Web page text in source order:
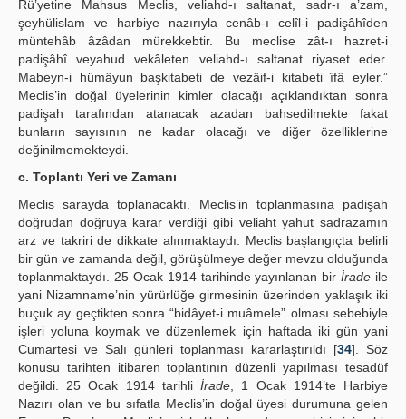
Rü’yetine Mahsus Meclis, veliahd-ı saltanat, sadr-ı a’zam,
şeyhülislam ve harbiye nazırıyla cenâb-ı celîl-i padişâhîden
müntehâb âzâdan mürekkebtir. Bu meclise zât-ı hazret-i
padişâhî veyahud vekâleten veliahd-ı saltanat riyaset eder.
Mabeyn-i hümâyun başkitabeti de vezâif-i kitabeti îfâ eyler.”
Meclis’in doğal üyelerinin kimler olacağı açıklandıktan sonra
padişah tarafından atanacak azadan bahsedilmekte fakat
bunların sayısının ne kadar olacağı ve diğer özelliklerine
değinilmemekteydi.
c. Toplantı Yeri ve Zamanı
Meclis sarayda toplanacaktı. Meclis’in toplanmasına padişah
doğrudan doğruya karar verdiği gibi veliaht yahut sadrazamın
arz ve takriri de dikkate alınmaktaydı. Meclis başlangıçta belirli
bir gün ve zamanda değil, görüşülmeye değer mevzu olduğunda
toplanmaktaydı. 25 Ocak 1914 tarihinde yayınlanan birİrade ile
yani Nizamname’nin yürürlüğe girmesinin üzerinden yaklaşık iki
buçuk ay geçtikten sonra “bidâyet-i muâmele” olması sebebiyle
işleri yoluna koymak ve düzenlemek için haftada iki gün yani
Cumartesi ve Salı günleri toplanması kararlaştırıldı [34]. Söz
konusu tarihten itibaren toplantının düzenli yapılması tesadüf
değildi. 25 Ocak 1914 tarihliİrade , 1 Ocak 1914’te Harbiye
Nazırı olan ve bu sıfatla Meclis’in doğal üyesi durumuna gelen